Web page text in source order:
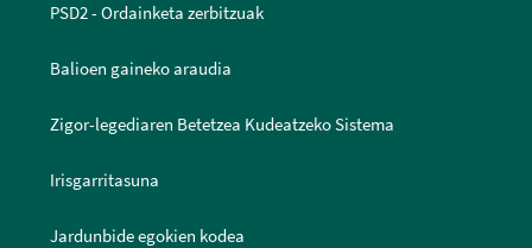
PSD2 - Ordainketa zerbitzuak
Balioen gaineko araudia
Zigor-legediaren Betetzea Kudeatzeko Sistema
Irisgarritasuna
Jardunbide egokien kodea